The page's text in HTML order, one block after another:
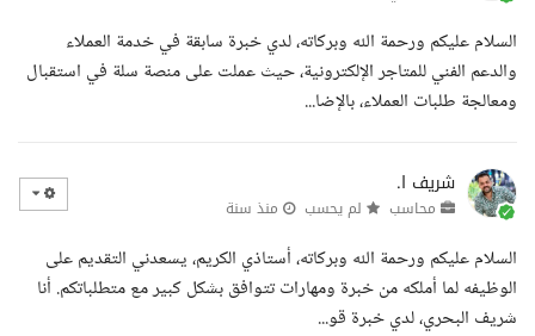
السلام عليكم ورحمة الله وبركاته، لدي خبرة سابقة في خدمة العملاء
والدعم الفني للمتاجر الإلكترونية، حيث عملت على منصة سلة في استقبال
ومعالجة طلبات العملاء، بالإضا...
شريف ا.
محاسب لم يحسب منذ سنة
السلام عليكم ورحمة الله وبركاته، أستاذي الكريم، يسعدني التقديم على
الوظيفه لما أملكه من خبرة ومهارات تتوافق بشكل كبير مع متطلباتكم. أنا
شريف البحري، لدي خبرة قو...